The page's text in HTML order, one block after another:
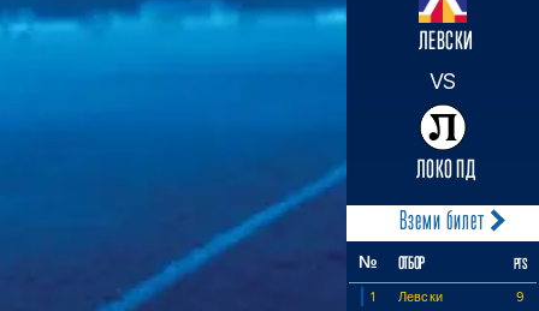
ЛЕВСКИ
VS
ЛОКО ПД
Вземи билет
№ ОТБОР PTS
1 Левски 9